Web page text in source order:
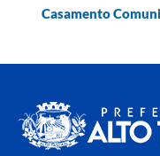
Casamento